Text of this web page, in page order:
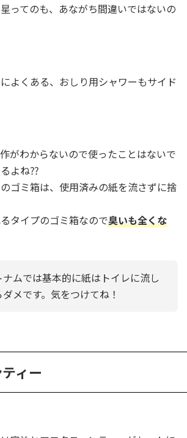
ってのも、あながち間違いではないの
よくある、おしり用シャワーもサイド
がわからないので使ったことはないで
よね⁇
ゴミ箱は、使用済みの紙を流さずに捨
タイプのゴミ箱なので臭いも全くな
ナムでは基本的に紙はトイレに流し
ダメです。気をつけてね！
ィー